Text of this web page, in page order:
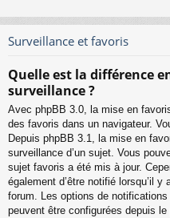
Surveillance et favoris
Quelle est la différence
surveillance ?
Avec phpBB 3.0, la mise en
des favoris dans un navigateur.
Depuis phpBB 3.1, la mise en
surveillance d’un sujet. Vous
sujet favoris a été mis à jour.
également d’être notifié lorsqu’il
forum. Les options de
peuvent être configurées depuis le